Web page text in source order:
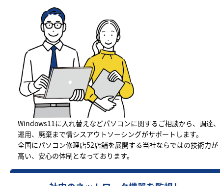
Windows11に入れ替えなどパソコンに関するご相談から、調達、
運用、廃棄まで情シスアウトソーシングがサポートします。
全国にパソコン修理店52店舗を展開する当社ならではの技術力が
高い、安心の体制となっております。